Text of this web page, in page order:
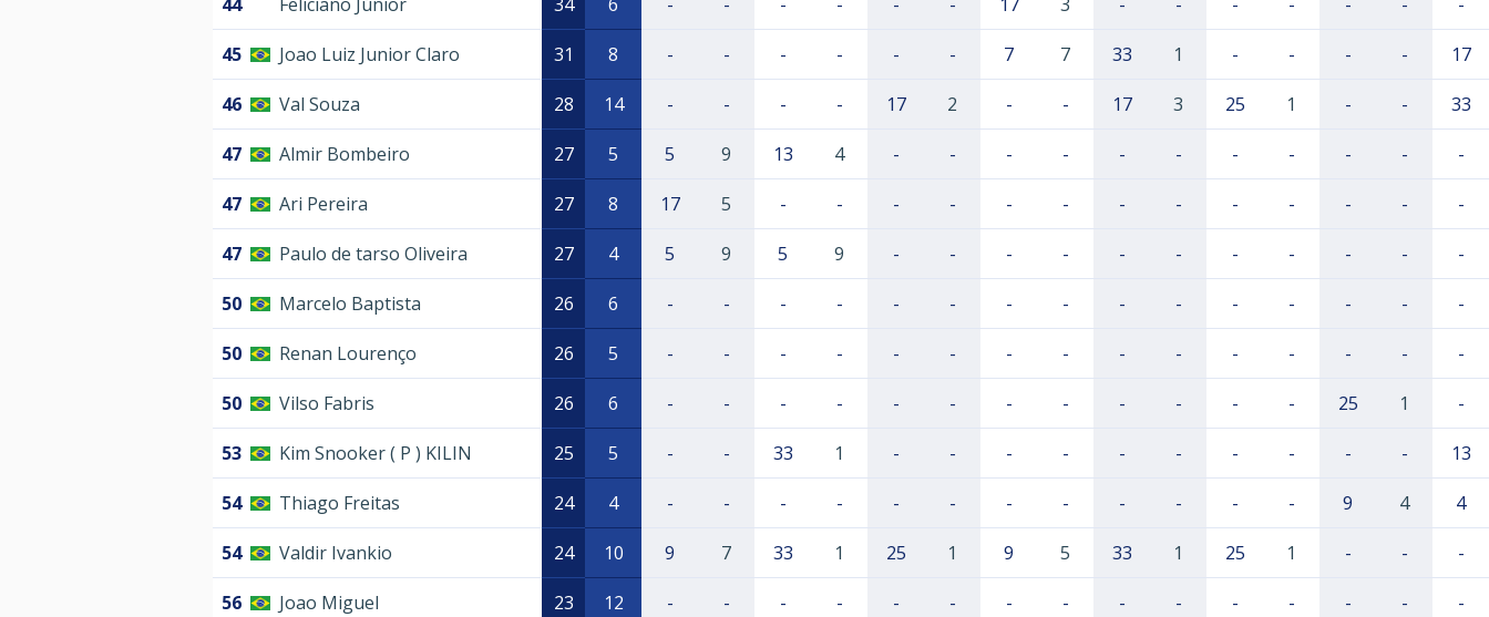
44 Feliciano Júnior 34 6 - - - - - - 17 3 - - - - - - -
45 Joao Luiz Junior Claro 31 8 - - - - - - 7 7 33 1 - - - - 17
46 Val Souza 28 14 - - - - 17 2 - - 17 3 25 1 - - 33
47 Almir Bombeiro 27 5 5 9 13 4 - - - - - - - - - - -
47 Ari Pereira 27 8 17 5 - - - - - - - - - - - - -
47 Paulo de tarso Oliveira 27 4 5 9 5 9 - - - - - - - - - - -
50 Marcelo Baptista 26 6 - - - - - - - - - - - - - - -
50 Renan Lourenço 26 5 - - - - - - - - - - - - - - -
50 Vilso Fabris 26 6 - - - - - - - - - - - - 25 1 -
53 Kim Snooker ( P ) KILIN 25 5 - - 33 1 - - - - - - - - - - 13
54 Thiago Freitas 24 4 - - - - - - - - - - - - 9 4 4
54 Valdir Ivankio 24 10 9 7 33 1 25 1 9 5 33 1 25 1 - - -
56 Joao Miguel 23 12 - - - - - - - - - - - - - - -